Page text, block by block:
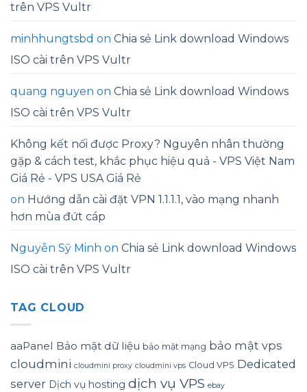
trên VPS Vultr
minhhungtsbd on Chia sẻ Link download Windows
ISO cài trên VPS Vultr
quang nguyen on Chia sẻ Link download Windows
ISO cài trên VPS Vultr
Không kết nối được Proxy? Nguyên nhân thường
gặp & cách test, khắc phục hiệu quả - VPS Việt Nam
Giá Rẻ - VPS USA Giá Rẻ
on Hướng dẫn cài đặt VPN 1.1.1.1, vào mạng nhanh
hơn mùa đứt cáp
Nguyễn Sỹ Minh on Chia sẻ Link download Windows
ISO cài trên VPS Vultr
TAG CLOUD
aaPanel Bảo mật dữ liệu bảo mật mạng bảo mật vps
cloudmini cloudmini proxy cloudmini vps Cloud VPS Dedicated
server Dịch vụ hosting dịch vụ VPS ebay